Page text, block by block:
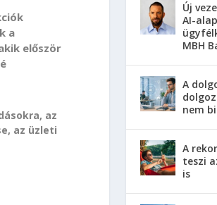
a
először
az
az üzleti
Új
AI-
MBH
A
nem
A
teszi
is